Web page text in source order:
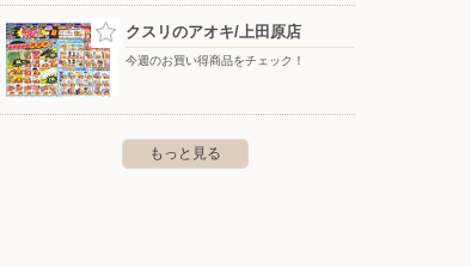
芝浦ビル
クスリのアオキ/上田原店
今週のお買い得商品をチェック！
もっと見る